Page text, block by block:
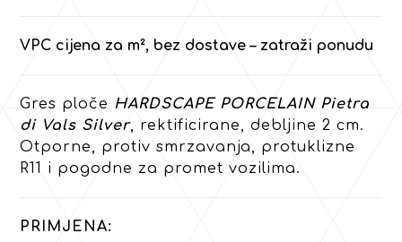
VPC cijena za m², bez dostave – zatraži ponudu
Gres ploče HARDSCAPE PORCELAIN Pietra
di Vals Silver, rektificirane, debljine 2 cm.
Otporne, protiv smrzavanja, protuklizne
R11 i pogodne za promet vozilima.
PRIMJENA: